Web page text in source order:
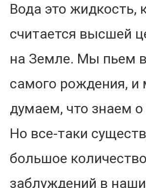
Вода это жидкость,
считается высшей
на Земле. Мы пьем
самого рождения, и
думаем, что знаем о
Но все-таки
большое количество
заблуждений в